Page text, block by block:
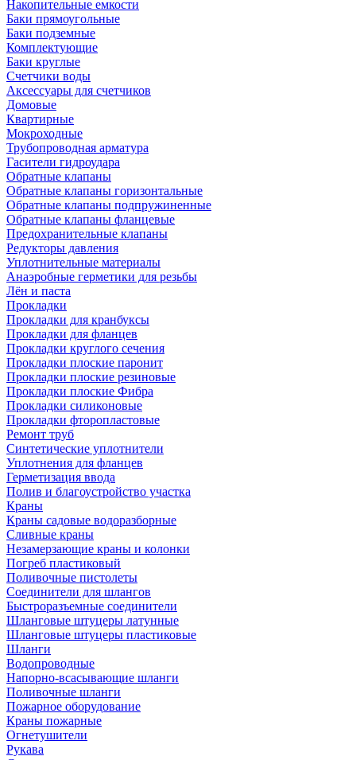
Накопительные емкости
Баки прямоугольные
Баки подземные
Комплектующие
Баки круглые
Счетчики воды
Аксессуары для счетчиков
Домовые
Квартирные
Мокроходные
Трубопроводная арматура
Гасители гидроудара
Обратные клапаны
Обратные клапаны горизонтальные
Обратные клапаны подпружиненные
Обратные клапаны фланцевые
Предохранительные клапаны
Редукторы давления
Уплотнительные материалы
Анаэробные герметики для резьбы
Лён и паста
Прокладки
Прокладки для кранбуксы
Прокладки для фланцев
Прокладки круглого сечения
Прокладки плоские паронит
Прокладки плоские резиновые
Прокладки плоские Фибра
Прокладки силиконовые
Прокладки фторопластовые
Ремонт труб
Синтетические уплотнители
Уплотнения для фланцев
Герметизация ввода
Полив и благоустройство участка
Краны
Краны садовые водоразборные
Сливные краны
Незамерзающие краны и колонки
Погреб пластиковый
Поливочные пистолеты
Соединители для шлангов
Быстроразъемные соединители
Шланговые штуцеры латунные
Шланговые штуцеры пластиковые
Шланги
Водопроводные
Напорно-всасывающие шланги
Поливочные шланги
Пожарное оборудование
Краны пожарные
Огнетушители
Рукава